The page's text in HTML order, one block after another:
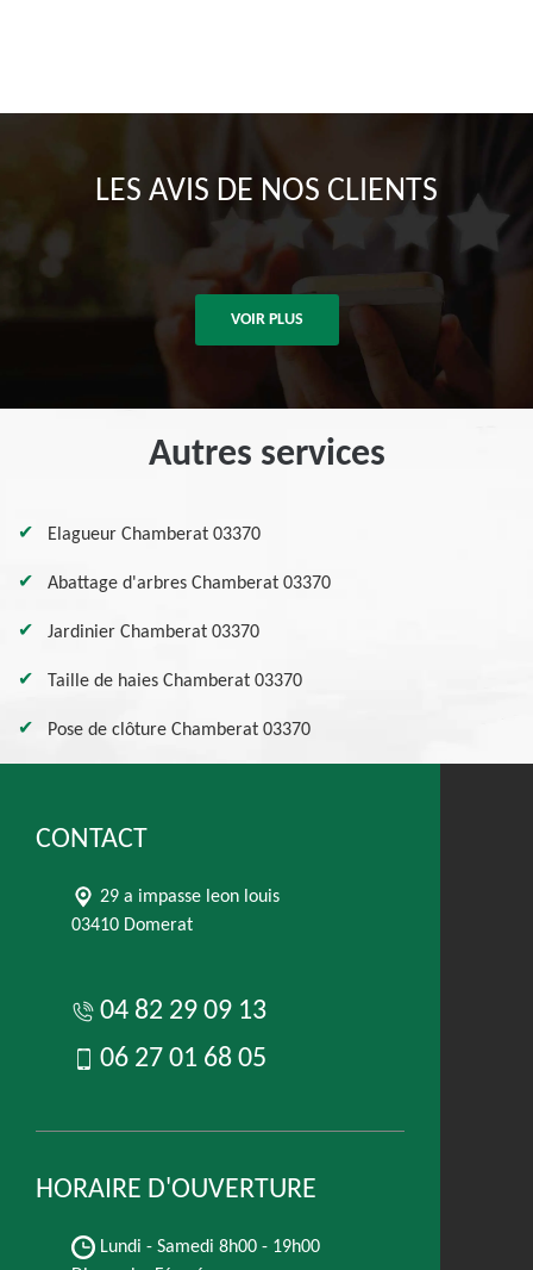
LES AVIS DE NOS CLIENTS
VOIR PLUS
Autres services
Elagueur Chamberat 03370
Abattage d'arbres Chamberat 03370
Jardinier Chamberat 03370
Taille de haies Chamberat 03370
Pose de clôture Chamberat 03370
CONTACT
29 a impasse leon louis
03410 Domerat
04 82 29 09 13
06 27 01 68 05
HORAIRE D'OUVERTURE
Lundi - Samedi 8h00 - 19h00